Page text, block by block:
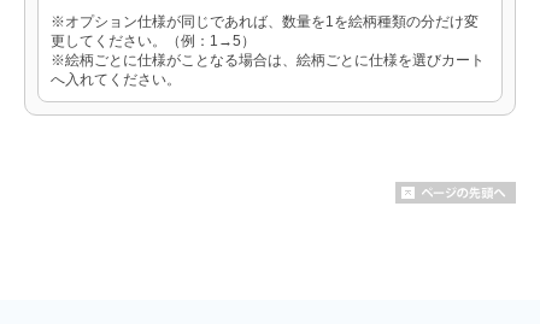
※オプション仕様が同じであれば、数量を1を絵柄種類の分だけ変
更してください。（例：1→5）
※絵柄ごとに仕様がことなる場合は、絵柄ごとに仕様を選びカート
へ入れてください。